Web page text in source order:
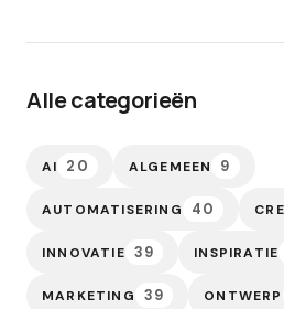
Alle categorieën
AI 20 ALGEMEEN 9
AUTOMATISERING 40
INNOVATIE 39 INSPIRATIE
MARKETING 39 ONTWERP